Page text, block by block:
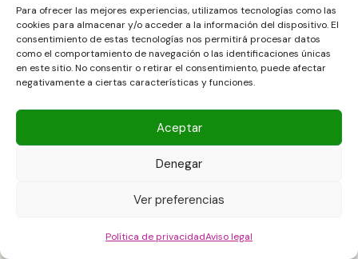
Para ofrecer las mejores experiencias, utilizamos tecnologías como las
cookies para almacenar y/o acceder a la información del dispositivo. El
consentimiento de estas tecnologías nos permitirá procesar datos
como el comportamiento de navegación o las identificaciones únicas
en este sitio. No consentir o retirar el consentimiento, puede afectar
negativamente a ciertas características y funciones.
Aceptar
Denegar
Ver preferencias
Política de privacidadAviso legal
receta súper fácil
que siempre
sorprende.
20 mins
Principiante
Write A Review Ask A Question
Calificar esta receta
Crispy
Budget-Friendly